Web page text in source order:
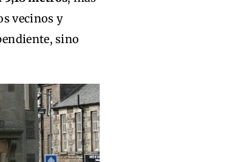
vecinos y
sino